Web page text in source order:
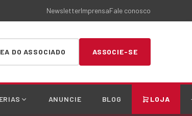
NewsletterImprensaFale conosco
DO ASSOCIADO ASSOCIE-SE
ANUNCIE BLOG LOJA